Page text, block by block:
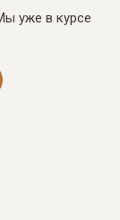
уже в курсе